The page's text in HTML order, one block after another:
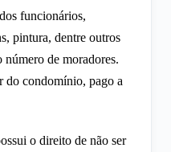
funcionários,
pintura, dentre outros
de moradores.
do condomínio, pago a
o direito de não ser